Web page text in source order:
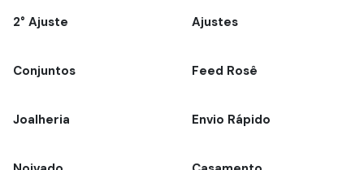
2° Ajuste Ajustes
Conjuntos Feed Rosê
Joalheria Envio Rápido